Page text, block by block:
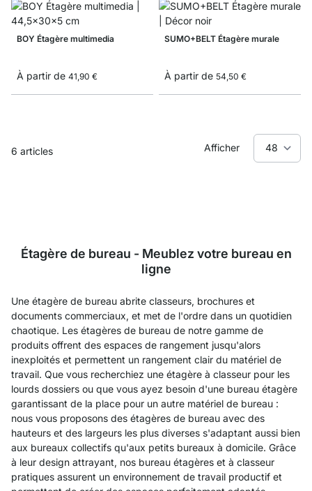
BOY Étagère multimedia
À partir de 41,90 €
SUMO+BELT Étagère murale
À partir de 54,50 €
6 articles Afficher
Étagère de bureau - Meublez votre bureau en
ligne
Une étagère de bureau abrite classeurs, brochures et
documents commerciaux, et met de l'ordre dans un quotidien
chaotique. Les étagères de bureau de notre gamme de
produits offrent des espaces de rangement jusqu'alors
inexploités et permettent un rangement clair du matériel de
travail. Que vous recherchiez une étagère à classeur pour les
lourds dossiers ou que vous ayez besoin d'une bureau étagère
garantissant de la place pour un autre matériel de bureau :
nous vous proposons des étagères de bureau avec des
hauteurs et des largeurs les plus diverses s'adaptant aussi bien
aux bureaux collectifs qu'aux petits bureaux à domicile. Grâce
à leur design attrayant, nos bureau étagères et à classeur
pratiques assurent un environnement de travail productif et